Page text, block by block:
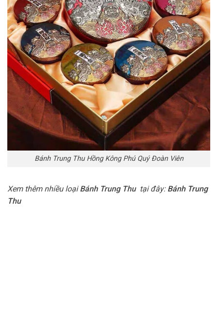
Bánh Trung Thu Hồng Kông Phú Quý Đoàn Viên
Xem thêm nhiều loạiBánh Trung Thutại đây: Bánh Trung
Thu